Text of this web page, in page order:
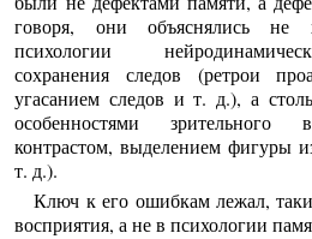
говоря, они объяснялись не
психологии
сохранения следов (ретрои
угасанием следов и т. д.), а
особенностями зрительного
контрастом, выделением фигуры
т. д.).
Ключ к его ошибкам лежал,
восприятия, а не в психологии